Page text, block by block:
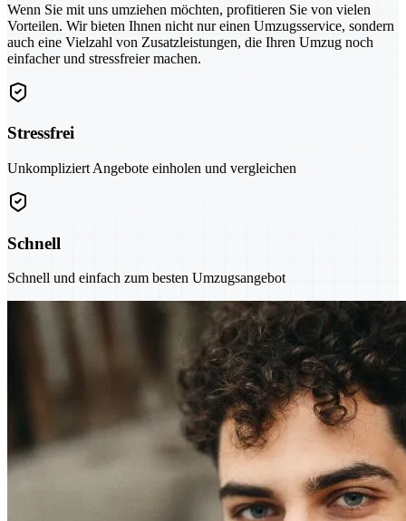
Wenn Sie mit uns umziehen möchten, profitieren Sie von vielen
Vorteilen. Wir bieten Ihnen nicht nur einen Umzugsservice, sondern
auch eine Vielzahl von Zusatzleistungen, die Ihren Umzug noch
einfacher und stressfreier machen.
Stressfrei
Unkompliziert Angebote einholen und vergleichen
Schnell
Schnell und einfach zum besten Umzugsangebot